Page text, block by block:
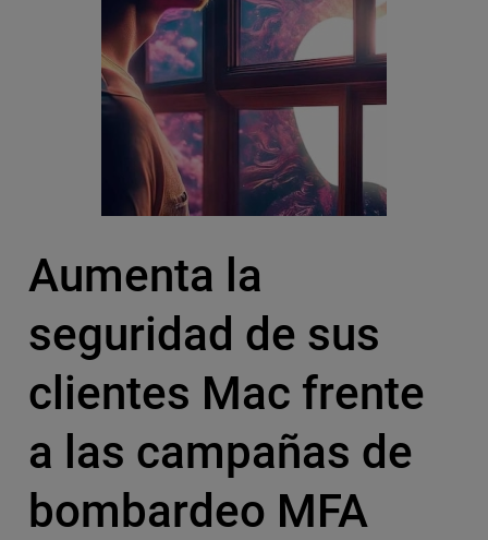
Aumenta la
seguridad de sus
clientes Mac frente
a las campañas de
bombardeo MFA